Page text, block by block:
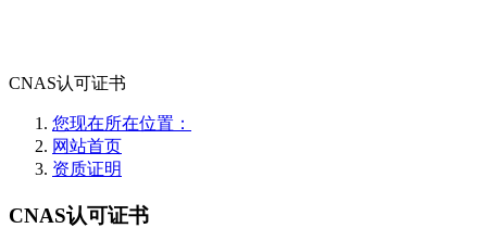
CNAS认可证书
您现在所在位置：
网站首页
资质证明
CNAS认可证书